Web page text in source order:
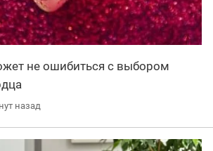
не ошибиться с выбором
назад